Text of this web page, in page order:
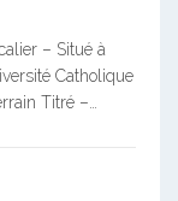
– Situé à
Catholique
Titré –…